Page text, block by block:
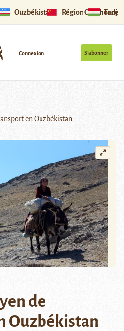
Ouzbékistan Région Ouïghoure
S’abonner
Connexion
en Ouzbékistan
de
Ouzbékistan